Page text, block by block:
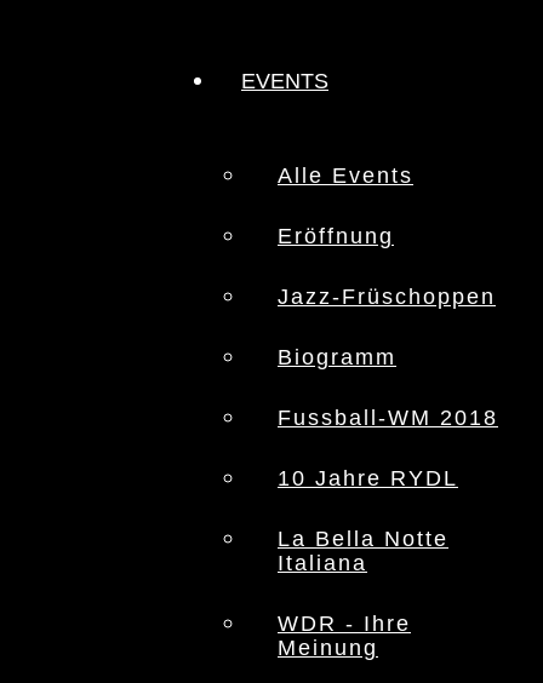
EVENTS
Alle Events
Eröffnung
Jazz-Früschoppen
Biogramm
Fussball-WM 2018
10 Jahre RYDL
La Bella Notte
Italiana
WDR - Ihre
Meinung